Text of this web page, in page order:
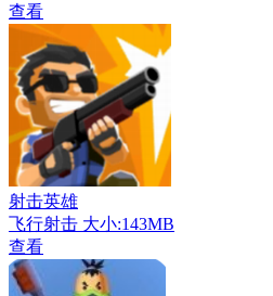
查看
射击英雄
飞行射击 大小:143MB
查看